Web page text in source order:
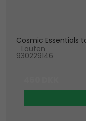
Cosmic Essentials
Laufen
930229146